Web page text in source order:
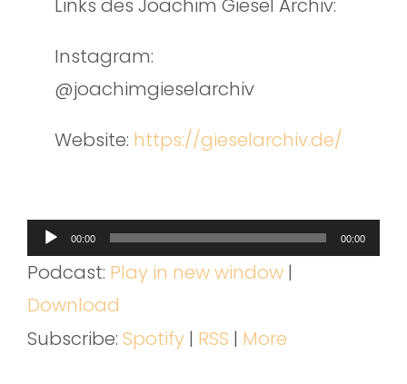
Instagram:
@joachimgieselarchiv
Website: https://gieselarchiv.de/
Audio-
Player
00:00 00:00
Podcast: Play in new window |
Download
Subscribe: Spotify | RSS | More